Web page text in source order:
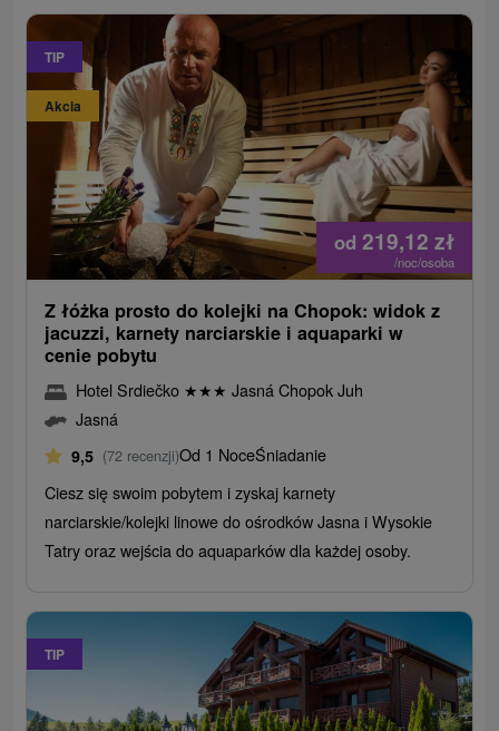
TIP
Akcia
od 219,12 zł
/noc/osoba
Z łóżka prosto do kolejki na Chopok: widok z
jacuzzi, karnety narciarskie i aquaparki w
cenie pobytu
Hotel Srdiečko ★★★ Jasná Chopok Juh
Jasná
9,5 (72 recenzji)Od 1 NoceŚniadanie
Ciesz się swoim pobytem i zyskaj karnety
narciarskie/kolejki linowe do ośrodków Jasna i Wysokie
Tatry oraz wejścia do aquaparków dla każdej osoby.
TIP